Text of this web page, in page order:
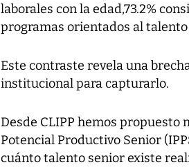
laborales con la edad,73.2%
programas orientados al
Este contraste revela una
institucional para capturarlo.
Desde CLIPP hemos
Potencial Productivo Senior
cuánto talento senior existe